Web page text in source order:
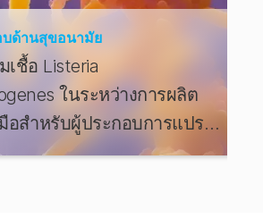
บด้านสุขอนามัย
เชื้อ Listeria
ในระหว่างการผลิต
อสำหรับผู้ประกอบการแปรรูป
ตรียมพร้อมอยู่เสมอ